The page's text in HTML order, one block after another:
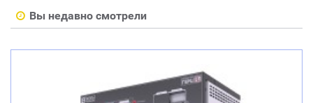
Вы недавно смотрели